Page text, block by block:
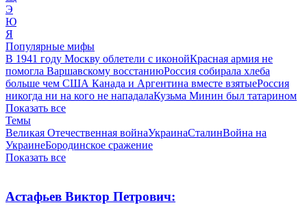
Э
Ю
Я
Популярные мифы
В 1941 году Москву облетели с иконойКрасная армия не
помогла Варшавскому восстаниюРоссия собирала хлеба
больше чем США Канада и Аргентина вместе взятыеРоссия
никогда ни на кого не нападалаКузьма Минин был татарином
Показать все
Темы
Великая Отечественная войнаУкраинаСталинВойна на
УкраинеБородинское сражение
Показать все
Астафьев Виктор Петрович: